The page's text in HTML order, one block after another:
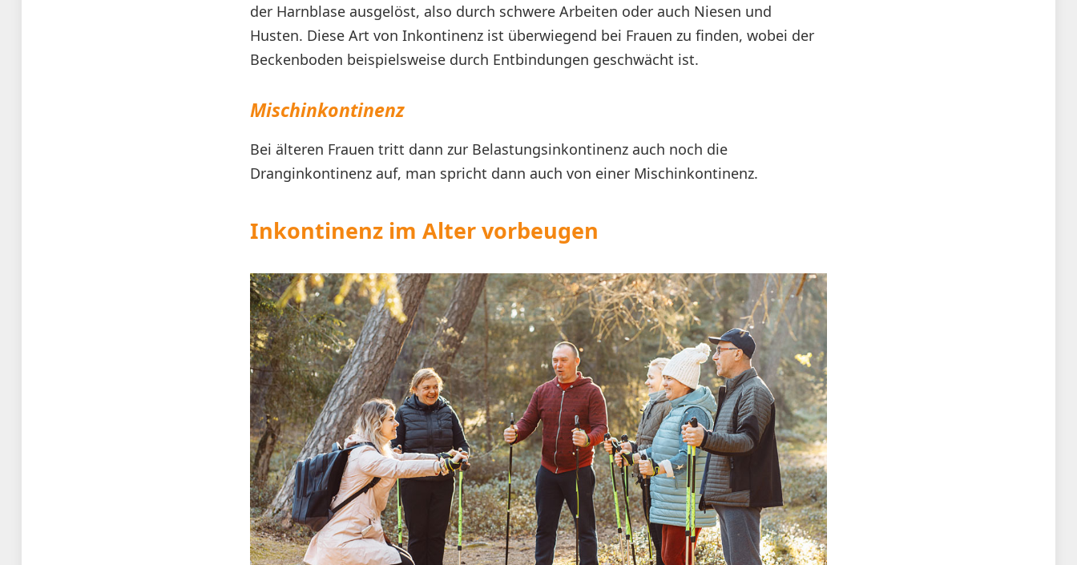
der Harnblase ausgelöst, also durch schwere Arbeiten oder auch Niesen und
Husten. Diese Art von Inkontinenz ist überwiegend bei Frauen zu finden, wobei der
Beckenboden beispielsweise durch Entbindungen geschwächt ist.
Mischinkontinenz
Bei älteren Frauen tritt dann zur Belastungsinkontinenz auch noch die
Dranginkontinenz auf, man spricht dann auch von einer Mischinkontinenz.
Inkontinenz im Alter vorbeugen